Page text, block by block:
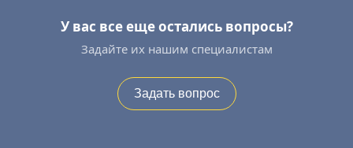
У вас все еще остались вопросы?
Задайте их нашим специалистам
Задать вопрос